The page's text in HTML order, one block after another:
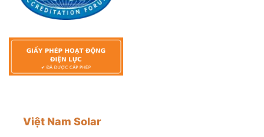
Việt Nam Solar